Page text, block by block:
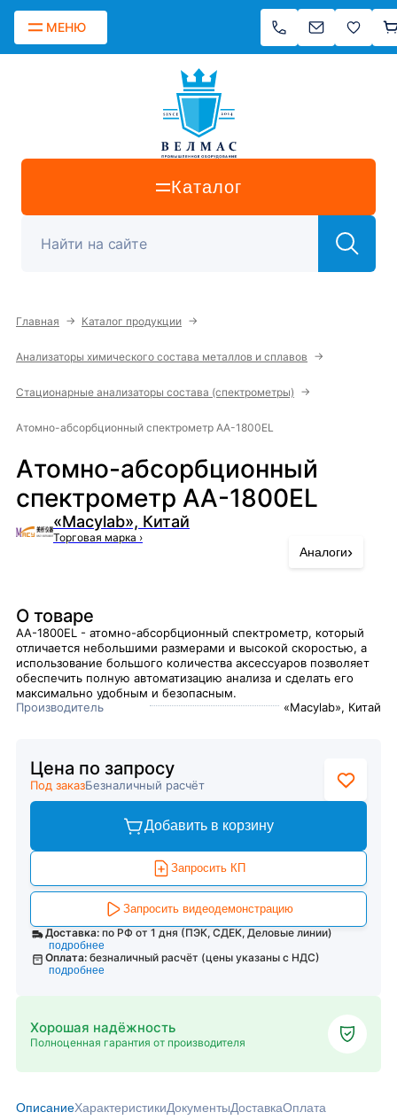
МЕНЮ
Каталог
Главная → Каталог продукции →
Анализаторы химического состава металлов и сплавов →
Стационарные анализаторы состава (спектрометры) →
Атомно-абсорбционный спектрометр AA-1800EL
Атомно-абсорбционный
спектрометр AA-1800EL
«Macylab», Китай
Торговая марка ›
Аналоги›
О товаре
AA-1800EL - атомно-абсорбционный спектрометр, который
отличается небольшими размерами и высокой скоростью, а
использование большого количества аксессуаров позволяет
обеспечить полную автоматизацию анализа и сделать его
максимально удобным и безопасным.
Производитель
«Macylab», Китай
Цена по запросу
Под заказБезналичный расчёт
Добавить в корзину
Запросить КП
Запросить видеодемонстрацию
Доставка: по РФ от 1 дня (ПЭК, СДЕК, Деловые линии)
подробнее
Оплата: безналичный расчёт (цены указаны с НДС)
подробнее
Хорошая надёжность
Полноценная гарантия от производителя
ОписаниеХарактеристикиДокументыДоставкаОплата